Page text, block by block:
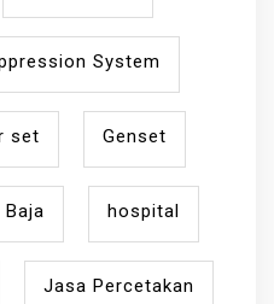
System
set Genset
Baja hospital
Jasa Percetakan